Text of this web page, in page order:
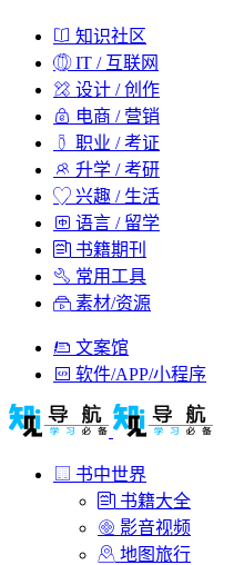
知识社区
IT / 互联网
设计 / 创作
电商 / 营销
职业 / 考证
升学 / 考研
兴趣 / 生活
语言 / 留学
书籍期刊
常用工具
素材/资源
文案馆
软件/APP/小程序
书中世界
书籍大全
影音视频
地图旅行